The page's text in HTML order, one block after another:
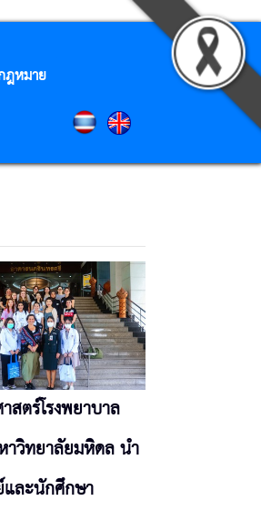
ฎหมาย
ตร์โรงพยาบาล
าวิทยาลัยมหิดล นำ
ละนักศึกษา